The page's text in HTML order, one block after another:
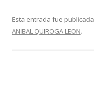
ac
e
b
w
itt
er
m
p
Esta entrada fue
ANIBAL QUIROGA LEON.